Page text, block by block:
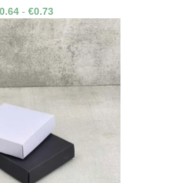
- €0.73